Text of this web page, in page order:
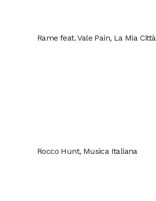
Rame feat. Vale Pain, La Mia Città
Rocco Hunt, Musica Italiana